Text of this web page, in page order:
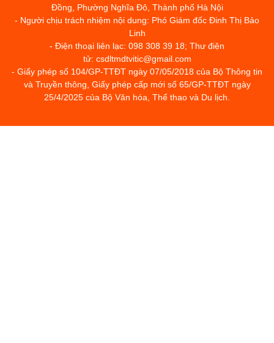
Đồng, Phường Nghĩa Đô, Thành phố Hà Nội
- Người chịu trách nhiệm nội dung: Phó Giám đốc Đinh Thị Bảo
Linh
- Điện thoại liên lạc: 098 308 39 18; Thư điện
tử: csdltmdtvitic@gmail.com
- Giấy phép số 104/GP-TTĐT ngày 07/05/2018 của Bộ Thông tin
và Truyền thông, Giấy phép cấp mới số 65/GP-TTĐT ngày
25/4/2025 của Bộ Văn hóa, Thể thao và Du lịch.